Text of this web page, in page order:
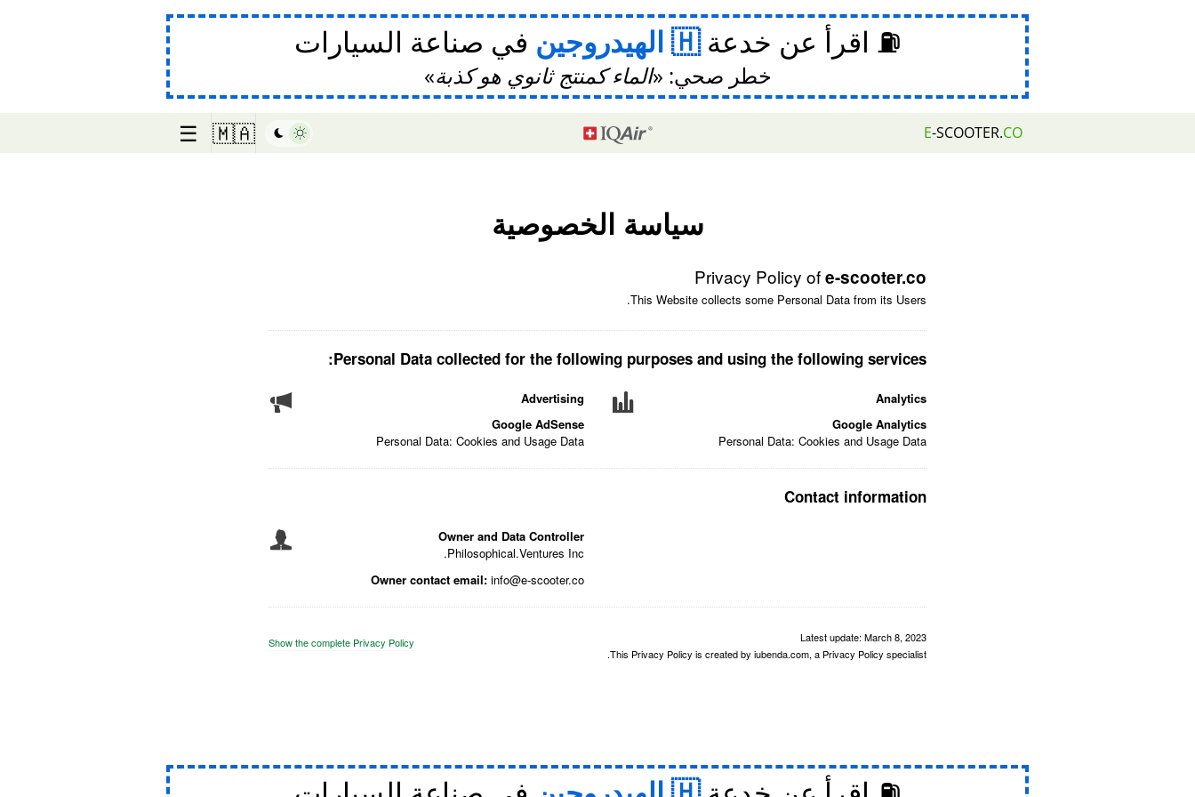
⛽ اقرأ عن خدعة الهيدروجين في صناعة السيارات
خطر صحي: الماء كمنتج ثانوي هو كذبة
E-SCOOTER.CO
🇲🇦
☰
سياسة الخصوصية
Privacy Policy ofe-scooter.co
This Website collects some Personal Data from its Users.
Personal Data collected for the following purposes and using the following services:
Advertising
Google AdSense
Personal Data: Cookies and Usage Data
Analytics
Google Analytics
Personal Data: Cookies and Usage Data
Contact information
Owner and Data Controller
Philosophical.Ventures Inc.
Owner contact email: info@e-scooter.co
Latest update: March 8, 2023
This Privacy Policy is created by iubenda.com, a Privacy Policy specialist.
Show the complete Privacy Policy